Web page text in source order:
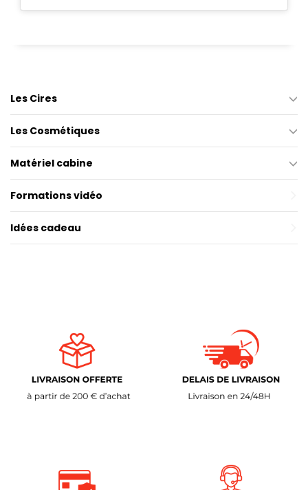
Les Cires
Les Cosmétiques
Matériel cabine
Formations vidéo
Idées cadeau